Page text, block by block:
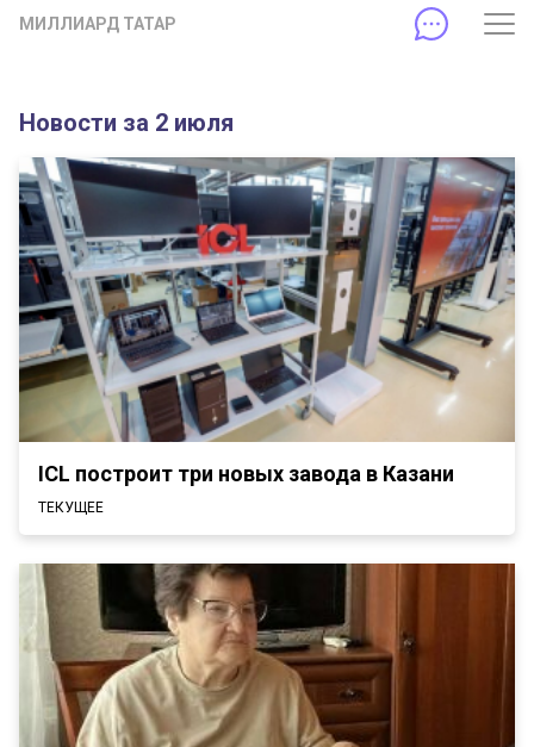
МИЛЛИАРД ТАТАР
Новости за 2 июля
ICL построит три новых завода в Казани
ТЕКУЩЕЕ